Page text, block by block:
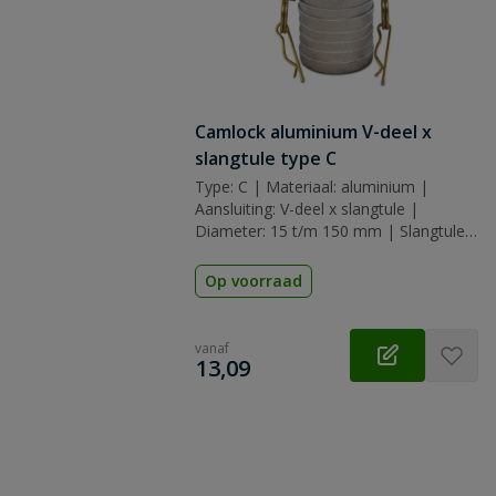
Camlock aluminium V-deel x
slangtule type C
Type: C | Materiaal: aluminium |
Aansluiting: V-deel x slangtule |
Diameter: 15 t/m 150 mm | Slangtule:
(nitrilrubber)
Op voorraad
vanaf
€
13,09